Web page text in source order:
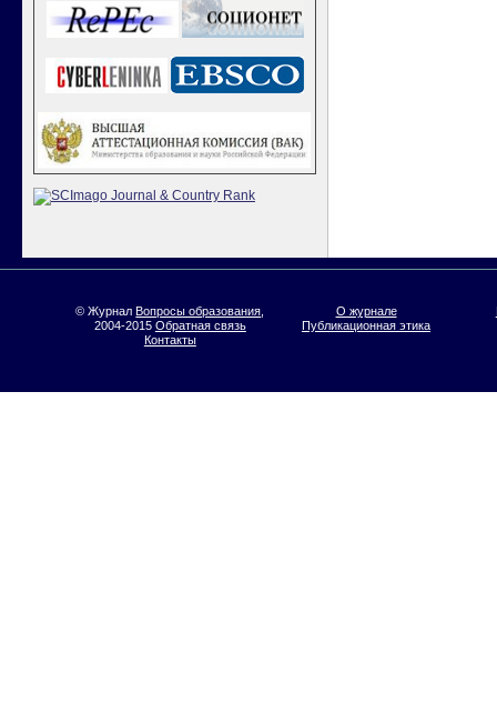
© ЖурналВопросы образования
2004-2015 Обратная связь
О журнале
Публикационная этика
Контакты